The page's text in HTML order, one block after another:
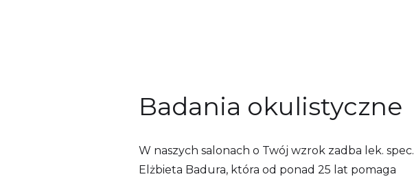
Badania okulistyczne
W naszych salonach o Twój wzrok zadba lek. spec.
Elżbieta Badura, która od ponad 25 lat pomaga